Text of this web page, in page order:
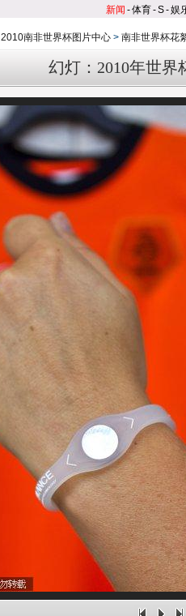
新闻 -体育-S-娱
2010南非世界杯图片中心 > 南非世界杯花
幻灯：2010年世界